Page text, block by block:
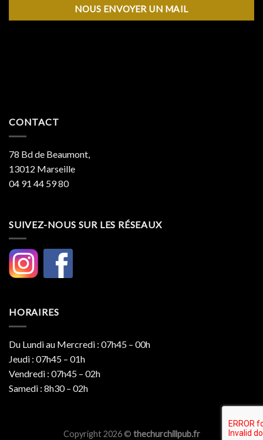
NOUS ENVOYER UN MAIL
CONTACT
78 Bd de Beaumont,
13012 Marseille
04 91 44 59 80
SUIVEZ-NOUS SUR LES RÉSEAUX
HORAIRES
Du Lundi au Mercredi : 07h45 – 00h
Jeudi : 07h45 – 01h
Vendredi : 07h45 – 02h
Samedi : 8h30 – 02h
Copyright 2026 © thechurchillpub.fr